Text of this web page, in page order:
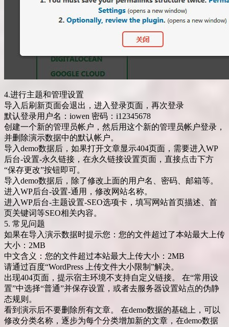
4.进行主题和管理设置
导入后刷新页面会退出，进入登录页面，再次登录
默认登录用户名：iowen 密码：i12345678
创建一个新的管理员帐户，然后用这个新的管理员帐户登录，
并删除演示数据中的默认帐户。
导入demo数据后，如果打开文章显示404页面，需要进入WP
后台-设置-永久链接，在永久链接设置页面，直接点击下方
“保存更改”按钮即可。
导入demo数据后，除了修改上面的用户名、密码、邮箱等。
进入WP后台-设置-通用，修改网站名称。
进入WP后台-主题设置-SEO选项卡，填写网站首页描述、首
页关键词等SEO相关内容。
5. 常见问题
如果在导入演示数据时提示您：您的文件超过了本站最大上传
大小：2MB
中文含义：您的文件超过本站最大上传大小：2MB
请通过百度“WordPress 上传文件大小限制”解决。
出现404页面，提示宿主环境不支持自定义链接。 在“常用设
置”中选择“普通”并保存设置，或者去服务器设置站点的伪静
态规则。
看到演示后不要删除所有文章。 在demo数据的基础上，可以
修改分类名称，逐步为每个分类增加新的文章，在demo数据